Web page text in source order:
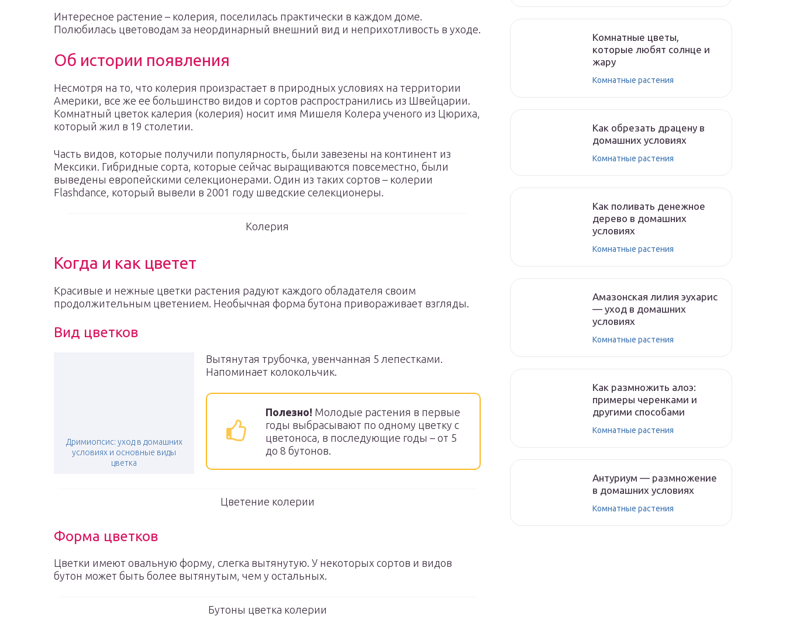
Интересное растение – колерия, поселилась практически в каждом доме.
Полюбилась цветоводам за неординарный внешний вид и неприхотливость в уходе.
Об истории появления
Несмотря на то, что колерия произрастает в природных условиях на территории
Америки, все же ее большинство видов и сортов распространились из Швейцарии.
Комнатный цветок калерия (колерия) носит имя Мишеля Колера ученого из Цюриха,
который жил в 19 столетии.
Часть видов, которые получили популярность, были завезены на континент из
Мексики. Гибридные сорта, которые сейчас выращиваются повсеместно, были
выведены европейскими селекционерами. Один из таких сортов – колерии
Flashdance, который вывели в 2001 году шведские селекционеры.
Колерия
Когда и как цветет
Красивые и нежные цветки растения радуют каждого обладателя своим
продолжительным цветением. Необычная форма бутона привораживает взгляды.
Вид цветков
Дримиопсис: уход в домашних
условиях и основные виды
цветка
Вытянутая трубочка, увенчанная 5 лепестками.
Напоминает колокольчик.
Полезно! Молодые растения в первые
годы выбрасывают по одному цветку с
цветоноса, в последующие годы – от 5
до 8 бутонов.
Цветение колерии
Форма цветков
Цветки имеют овальную форму, слегка вытянутую. У некоторых сортов и видов
бутон может быть более вытянутым, чем у остальных.
Бутоны цветка колерии
Комнатные цветы,
которые любят солнце и
жару
Комнатные растения
Как обрезать драцену в
домашних условиях
Комнатные растения
Как поливать денежное
дерево в домашних
условиях
Комнатные растения
Амазонская лилия эухарис
— уход в домашних
условиях
Комнатные растения
Как размножить алоэ:
примеры черенками и
другими способами
Комнатные растения
Антуриум — размножение
в домашних условиях
Комнатные растения